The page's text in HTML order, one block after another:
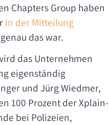
Chapters Group haben
in der Mitteilung
das war.
das Unternehmen
eigenständig
und Jürg Wiedmer,
100 Prozent der Xplain-
bei Polizeien,